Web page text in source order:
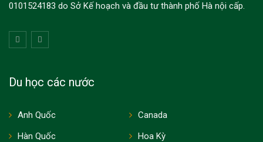
0101524183 do Sở Kế hoạch và đầu tư thành phố Hà nội cấp.
Du học các nước
Anh Quốc
Canada
Hàn Quốc
Hoa Kỳ